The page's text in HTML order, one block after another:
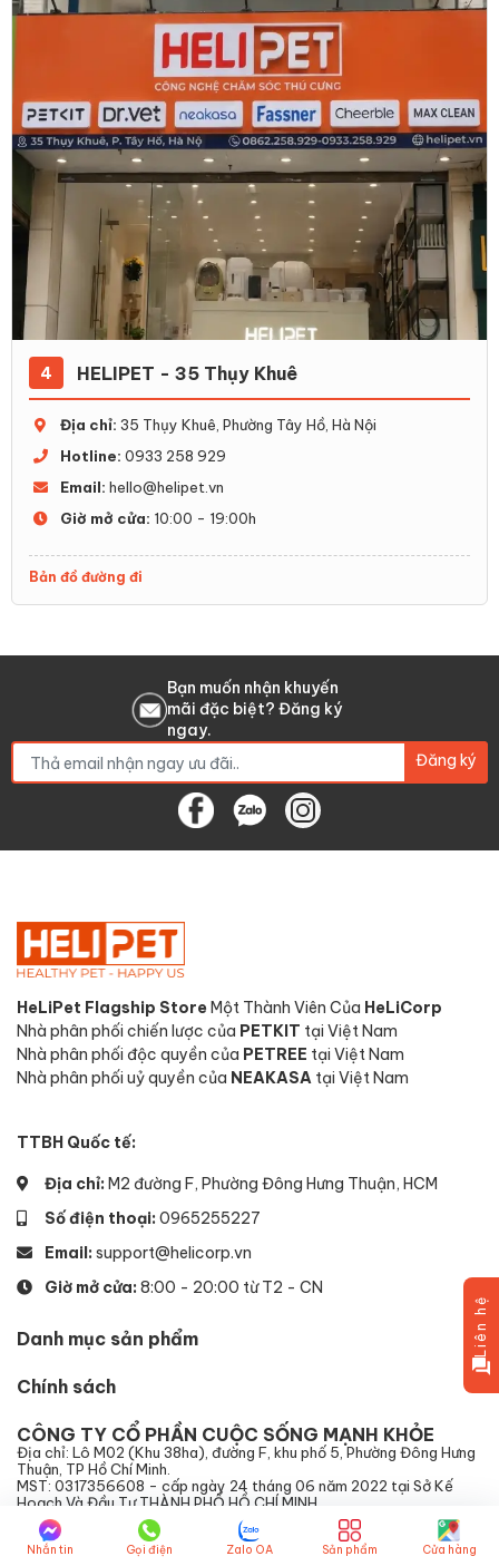
4 HELIPET - 35 Thụy Khuê
Địa chỉ: 35 Thụy Khuê, Phường Tây Hồ, Hà Nội
Hotline: 0933 258 929
Email: hello@helipet.vn
Giờ mở cửa: 10:00 - 19:00h
Bản đồ đường đi
Bạn muốn nhận khuyến
mãi đặc biệt? Đăng ký
ngay.
Đăng ký
HeLiPet Flagship StoreMột Thành Viên Của HeLiCorp
Nhà phân phối chiến lược của PETKIT tại Việt Nam
Nhà phân phối độc quyền của PETREE tại Việt Nam
Nhà phân phối uỷ quyền của NEAKASA tại Việt Nam
TTBH Quốc tế:
Địa chỉ: M2 đường F, Phường Đông Hưng Thuận, HCM
Số điện thoại: 0965255227
Email: support@helicorp.vn
Giờ mở cửa: 8:00 - 20:00 từ T2 - CN
Danh mục sản phẩm
Chính sách
CÔNG TY CỔ PHẦN CUỘC SỐNG MẠNH KHỎE
Địa chỉ: Lô M02 (Khu 38ha), đường F, khu phố 5, Phường Đông Hưng
Thuận, TP Hồ Chí Minh.
MST: 0317356608 - cấp ngày 24 tháng 06 năm 2022 tại Sở Kế
Hoạch Và Đầu Tư THÀNH PHỐ HỒ CHÍ MINH
Tổng đài hỗ trợ
Liên hệ
Nhắn tin Gọi điện Zalo OA Sản phẩm Cửa hàng